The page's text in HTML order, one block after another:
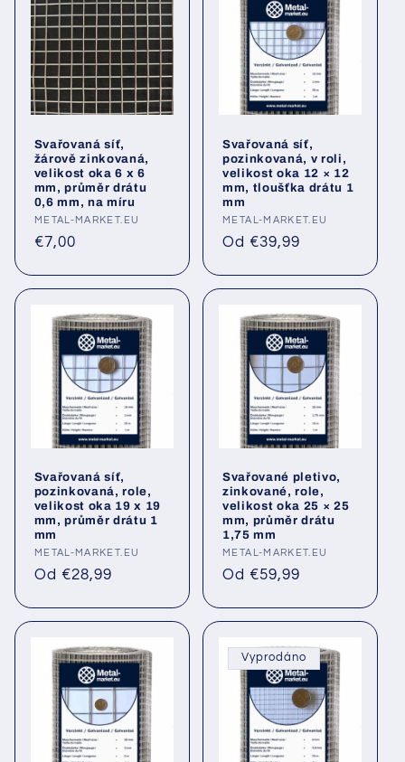
Svařovaná síť,
žárově zinkovaná,
velikost oka 6 x 6
mm, průměr drátu
0,6 mm, na míru
Poskytovatel:
METAL-MARKET.EU
Běžná
€7,00
Svařovaná síť,
pozinkovaná, v roli,
velikost oka 12 × 12
mm, tloušťka drátu 1
mm
Poskytovatel:
METAL-MARKET.EU
Běžná
Od €39,99
Svařovaná síť,
pozinkovaná, role,
velikost oka 19 x 19
mm, průměr drátu 1
mm
Poskytovatel:
METAL-MARKET.EU
Běžná
Od €28,99
Svařované pletivo,
zinkované, role,
velikost oka 25 × 25
mm, průměr drátu
1,75 mm
Poskytovatel:
METAL-MARKET.EU
Běžná
Od €59,99
Vyprodáno